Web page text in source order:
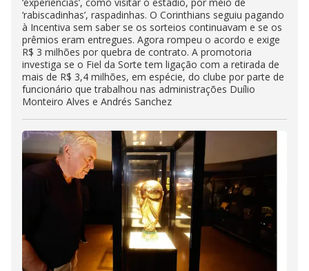
‘rabiscadinhas’, raspadinhas. O Corinthians seguiu pagando
à Incentiva sem saber se os sorteios continuavam e se os
prêmios eram entregues. Agora rompeu o acordo e exige
R$ 3 milhões por quebra de contrato. A promotoria
investiga se o Fiel da Sorte tem ligação com a retirada de
mais de R$ 3,4 milhões, em espécie, do clube por parte de
funcionário que trabalhou nas administrações Duílio
Monteiro Alves e Andrés Sanchez